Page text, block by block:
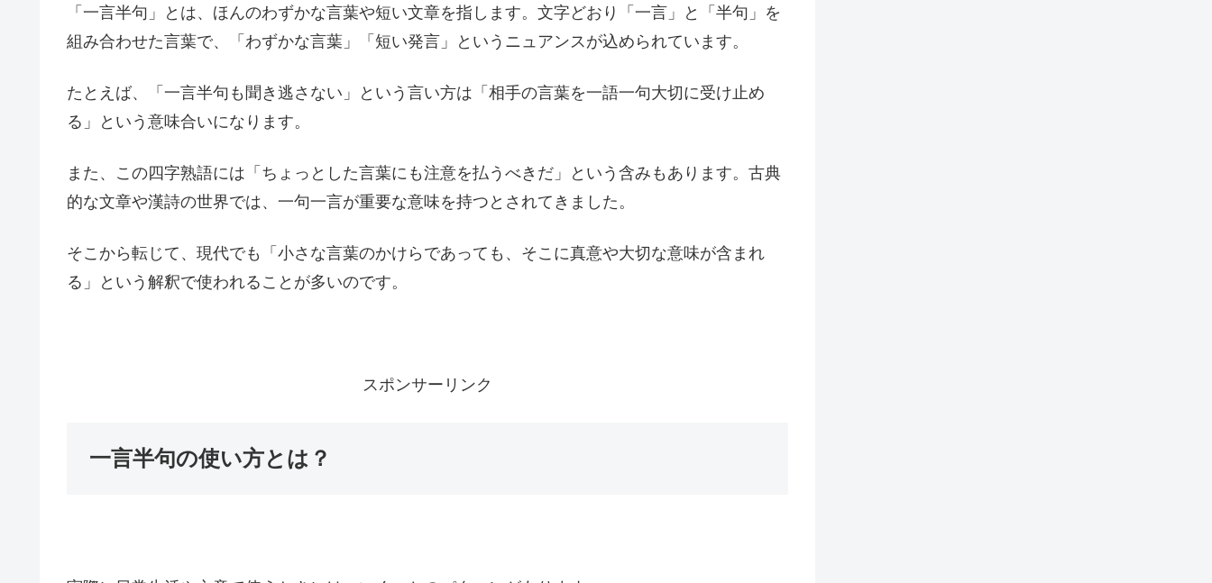
「一言半句」とは、ほんのわずかな言葉や短い文章を指します。文字どおり「一言」と「半句」を
組み合わせた言葉で、「わずかな言葉」「短い発言」というニュアンスが込められています。
たとえば、「一言半句も聞き逃さない」という言い方は「相手の言葉を一語一句大切に受け止め
る」という意味合いになります。
また、この四字熟語には「ちょっとした言葉にも注意を払うべきだ」という含みもあります。古典
的な文章や漢詩の世界では、一句一言が重要な意味を持つとされてきました。
そこから転じて、現代でも「小さな言葉のかけらであっても、そこに真意や大切な意味が含まれ
る」という解釈で使われることが多いのです。
スポンサーリンク
一言半句の使い方とは？